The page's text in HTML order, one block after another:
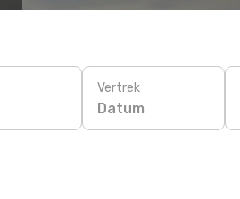
Vertrek
Datum